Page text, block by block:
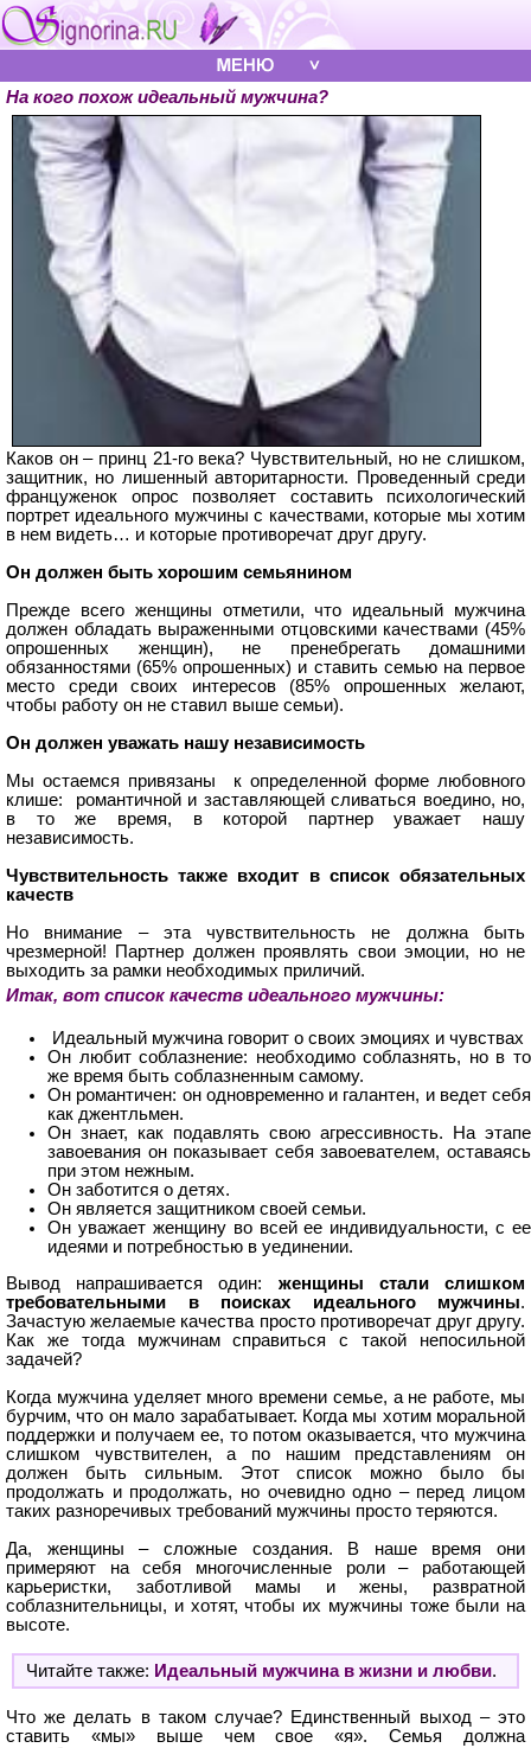
На кого похож идеальный мужчина?
Каков он – принц 21-го века? Чувствительный, но не слишком,
защитник, но лишенный авторитарности. Проведенный среди
француженок опрос позволяет составить психологический
портрет идеального мужчины с качествами, которые мы хотим
в нем видеть… и которые противоречат друг другу.
Он должен быть хорошим семьянином
Прежде всего женщины отметили, что идеальный мужчина
должен обладать выраженными отцовскими качествами (45%
опрошенных женщин), не пренебрегать домашними
обязанностями (65% опрошенных) и ставить семью на первое
место среди своих интересов (85% опрошенных желают,
чтобы работу он не ставил выше семьи).
Он должен уважать нашу независимость
Мы остаемся привязаны к определенной форме любовного
клише: романтичной и заставляющей сливаться воедино, но,
в то же время, в которой партнер уважает нашу
независимость.
Чувствительность также входит в список обязательных
качеств
Но внимание – эта чувствительность не должна быть
чрезмерной! Партнер должен проявлять свои эмоции, но не
выходить за рамки необходимых приличий.
Итак, вот список качеств идеального мужчины:
Идеальный мужчина говорит о своих эмоциях и чувствах
Он любит соблазнение: необходимо соблазнять, но в то
же время быть соблазненным самому.
Он романтичен: он одновременно и галантен, и ведет себя
как джентльмен.
Он знает, как подавлять свою агрессивность. На этапе
завоевания он показывает себя завоевателем, оставаясь
при этом нежным.
Он заботится о детях.
Он является защитником своей семьи.
Он уважает женщину во всей ее индивидуальности, с ее
идеями и потребностью в уединении.
Вывод напрашивается один: женщины стали слишком
требовательными в поисках идеального мужчины.
Зачастую желаемые качества просто противоречат друг другу.
Как же тогда мужчинам справиться с такой непосильной
задачей?
Когда мужчина уделяет много времени семье, а не работе, мы
бурчим, что он мало зарабатывает. Когда мы хотим моральной
поддержки и получаем ее, то потом оказывается, что мужчина
слишком чувствителен, а по нашим представлениям он
должен быть сильным. Этот список можно было бы
продолжать и продолжать, но очевидно одно – перед лицом
таких разноречивых требований мужчины просто теряются.
Да, женщины – сложные создания. В наше время они
примеряют на себя многочисленные роли – работающей
карьеристки, заботливой мамы и жены, развратной
соблазнительницы, и хотят, чтобы их мужчины тоже были на
высоте.
Читайте также: Идеальный мужчина в жизни и любви.
Что же делать в таком случае? Единственный выход – это
ставить «мы» выше чем свое «я». Семья должна